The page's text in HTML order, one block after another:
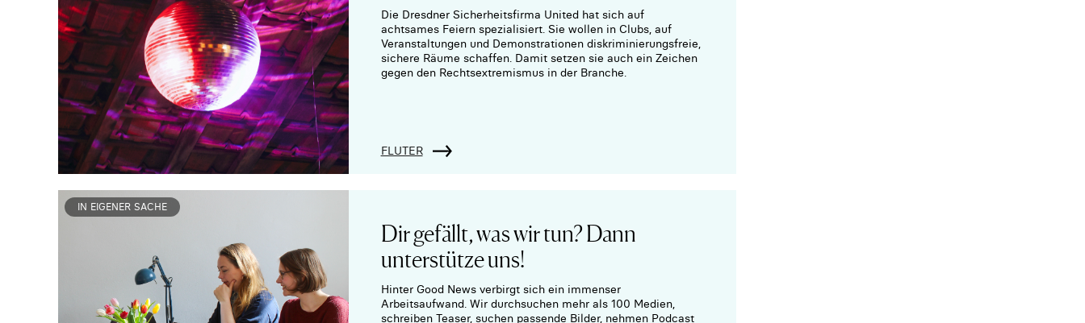
Die Dresdner Sicherheitsfirma United hat sich auf
achtsames Feiern spezialisiert. Sie wollen in Clubs, auf
Veranstaltungen und Demonstrationen diskriminierungsfreie,
sichere Räume schaffen. Damit setzen sie auch ein Zeichen
gegen den Rechtsextremismus in der Branche.
FLUTER
IN EIGENER SACHE
Dir gefällt, was wir tun? Dann
unterstütze uns!
Hinter Good News verbirgt sich ein immenser
Arbeitsaufwand. Wir durchsuchen mehr als 100 Medien,
schreiben Teaser, suchen passende Bilder, nehmen Podcast